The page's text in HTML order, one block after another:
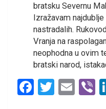
bratsku Severnu
Izražavam
nastradalih.
Vranja na
neophodna u ovim
bratski narod,
F
T
E